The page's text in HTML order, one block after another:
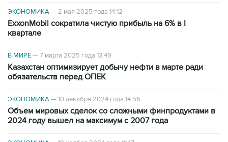
ЭКОНОМИКА—2 мая 2025 года 14:12
ExxonMobil сократила чистую прибыль на 6% в I
квартале
В МИРЕ—7 марта 2025 года 13:49
Казахстан оптимизирует добычу нефти в марте ради
обязательств перед ОПЕК
ЭКОНОМИКА—10 декабря 2024 года 14:56
Объем мировых сделок со сложными финпродуктами в
2024 году вышел на максимум с 2007 года